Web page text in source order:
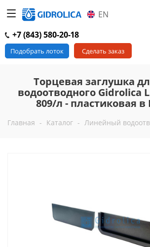
EN
+7 (843) 580-20-18
Подобрать лоток Сделать заказ
Торцевая заглушка
водоотводного Gidrolica
809/л - пластиковая в
Главная - Каталог - Линейный